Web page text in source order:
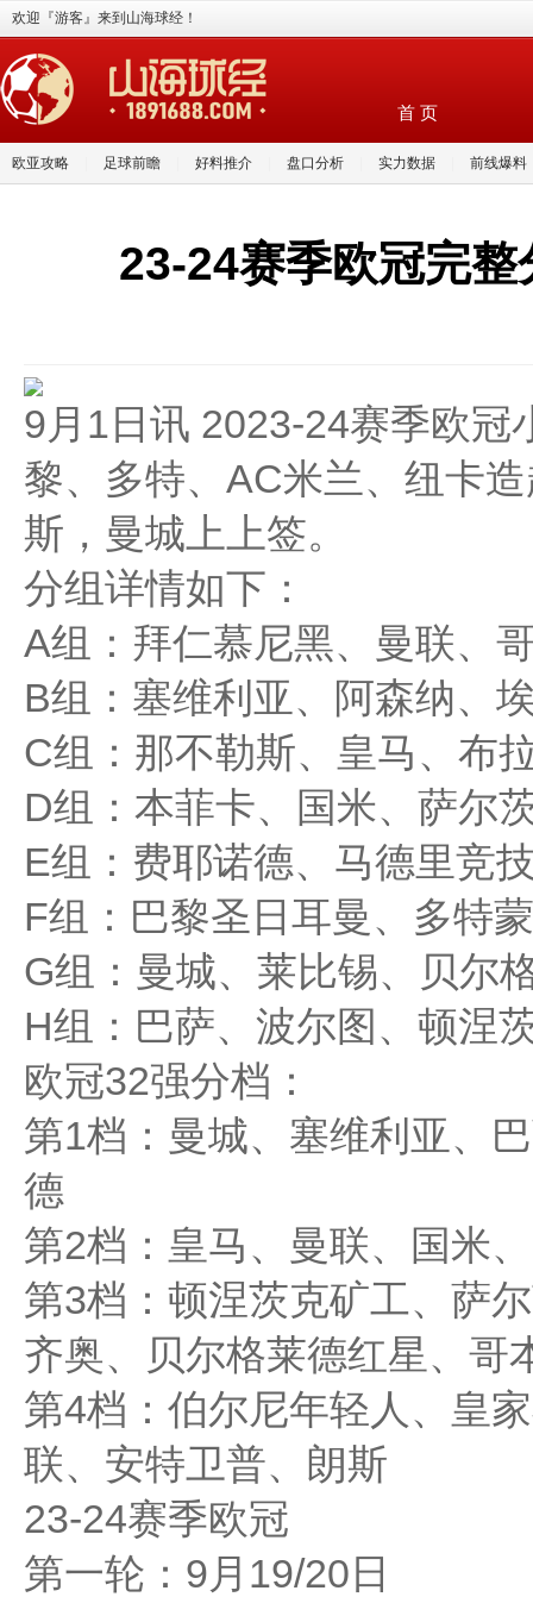
欢迎『游客』来到山海球经！
首 页
欧亚攻略 足球前瞻 好料推介 盘口分析 实力数据 前线爆料
23-24赛季欧冠完
9月1日讯 2023-24赛季欧冠
黎、多特、AC米兰、纽卡
斯，曼城上上签。
分组详情如下：
A组：拜仁慕尼黑、曼联、
B组：塞维利亚、阿森纳、
C组：那不勒斯、皇马、布
D组：本菲卡、国米、萨尔
E组：费耶诺德、马德里竞
F组：巴黎圣日耳曼、多特
G组：曼城、莱比锡、贝尔
H组：巴萨、波尔图、顿涅
欧冠32强分档：
第1档：曼城、塞维利亚、
德
第2档：皇马、曼联、国米
第3档：顿涅茨克矿工、萨
齐奥、贝尔格莱德红星、哥
第4档：伯尔尼年轻人、皇
联、安特卫普、朗斯
23-24赛季欧冠
第一轮：9月19/20日